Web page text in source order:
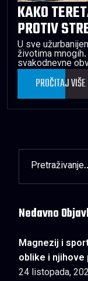
KAKO
PROTIV
U sve
životima
svakodnevne
PROČITAJ VIŠE
Nedavno
Magnezij i
oblike i njihove
24 listopada,